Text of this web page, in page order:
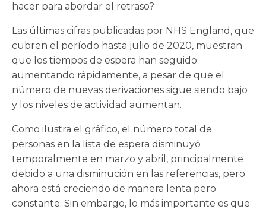
hacer para abordar el retraso?
Las últimas cifras publicadas por NHS England, que
cubren el período hasta julio de 2020, muestran
que los tiempos de espera han seguido
aumentando rápidamente, a pesar de que el
número de nuevas derivaciones sigue siendo bajo
y los niveles de actividad aumentan.
Como ilustra el gráfico, el número total de
personas en la lista de espera disminuyó
temporalmente en marzo y abril, principalmente
debido a una disminución en las referencias, pero
ahora está creciendo de manera lenta pero
constante. Sin embargo, lo más importante es que